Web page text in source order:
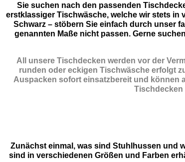
Sie suchen nach den passenden
erstklassiger Tischwäsche, welche wir stets in
Schwarz – stöbern Sie einfach durch unser
genannten Maße nicht passen. Gerne
All unsere Tischdecken werden vor der
runden oder eckigen Tischwäsche erfolgt
Auspacken sofort einsatzbereit und können
Tischdecken
Zunächst einmal, was sind Stuhlhussen und
sind in verschiedenen Größen und Farben